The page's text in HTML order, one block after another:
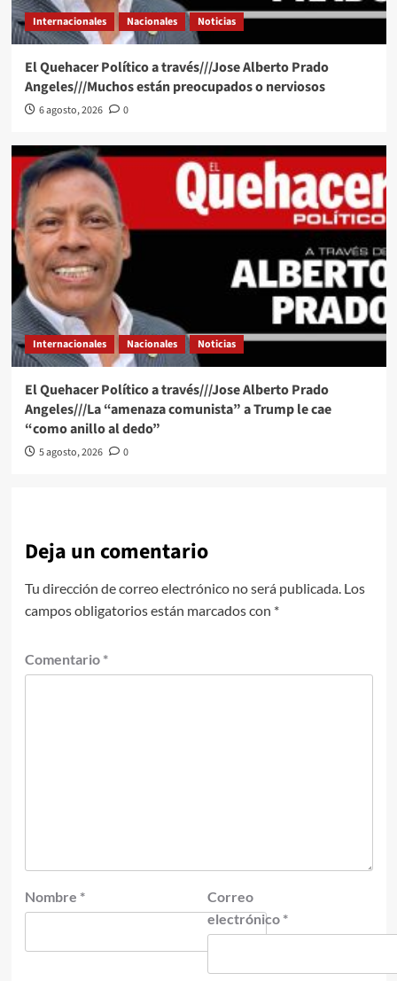
Internacionales Nacionales Noticias
El Quehacer Político a través///Jose Alberto Prado
Angeles///Muchos están preocupados o nerviosos
6 agosto, 2026 0
Internacionales Nacionales Noticias
El Quehacer Político a través///Jose Alberto Prado
Angeles///La “amenaza comunista” a Trump le cae
“como anillo al dedo”
5 agosto, 2026 0
Deja un comentario
Tu dirección de correo electrónico no será publicada. Los
campos obligatorios están marcados con *
Comentario *
Nombre *
Correo
electrónico *